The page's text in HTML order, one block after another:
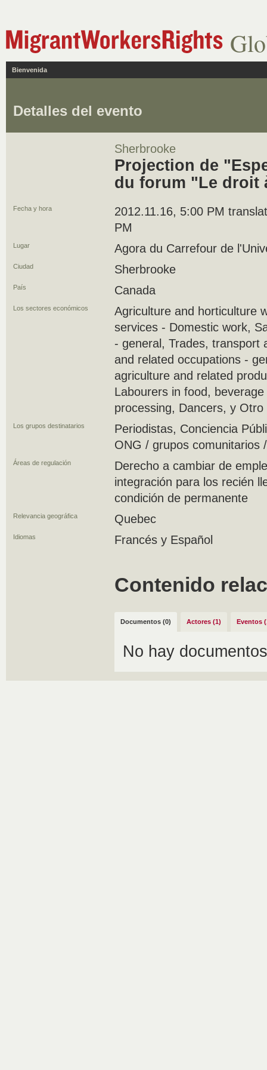
Bienvenida
Detalles del evento
Sherbrooke
Projection de
du forum "Le droit
Fecha y hora
2012.11.16, 5:00 PM
PM
Lugar Agora du Carrefour de
Ciudad Sherbrooke
País Canada
Los sectores económicos
Agriculture and horticulture
services - Domestic work,
- general, Trades, transport
and related occupations -
agriculture and related
Labourers in food,
processing, Dancers, y Otro
Los grupos destinatarios
Periodistas, Conciencia
ONG / grupos comunitarios
Áreas de regulación
Derecho a cambiar de
integración para los recién
condición de permanente
Relevancia geográfica Quebec
Idiomas Francés y Español
Contenido
Documentos (0) Actores (1) Eventos
No hay